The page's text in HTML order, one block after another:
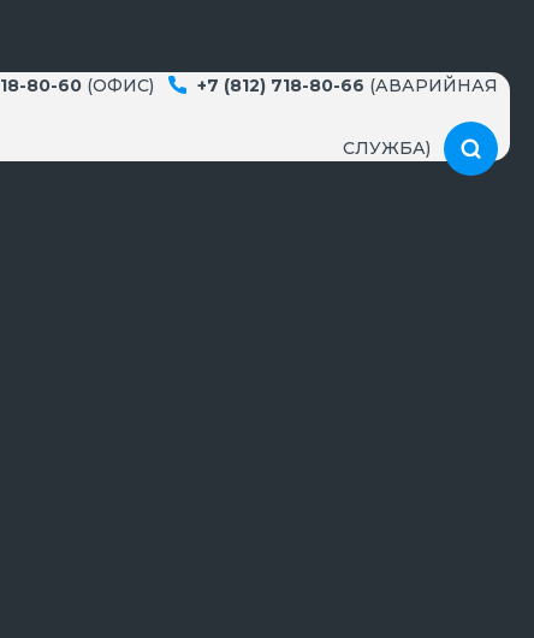
80-60(ОФИС) +7 (812) 718-80-66 (АВАРИЙНАЯ
СЛУЖБА)